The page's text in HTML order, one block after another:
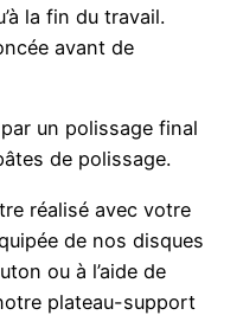
la fin du travail.
avant de
un polissage final
de polissage.
réalisé avec votre
de nos disques
ou à l’aide de
plateau-support